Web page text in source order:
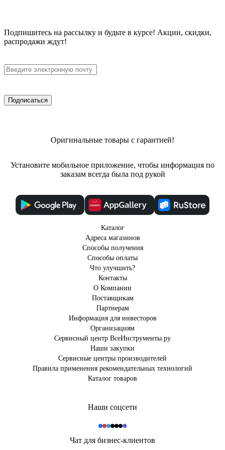
Подпишитесь на рассылку и будьте в курсе! Акции, скидки,
распродажи ждут!
Подписаться
Оригинальные товары с гарантией!
Установите мобильное приложение, чтобы информация по
заказам всегда была под рукой
Каталог
Адреса магазинов
Способы получения
Способы оплаты
Что улучшить?
Контакты
О Компании
Поставщикам
Партнерам
Информация для инвесторов
Организациям
Сервисный центр ВсеИнструменты.ру
Наши закупки
Сервисные центры производителей
Правила применения рекомендательных технологий
Каталог товаров
Наши соцсети
Чат для бизнес-клиентов